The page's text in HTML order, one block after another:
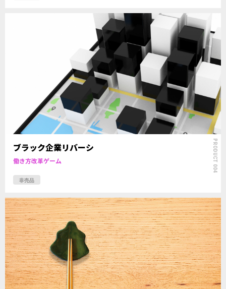
PRODUCT 004
ブラック企業リバーシ
働き方改革ゲーム
非売品